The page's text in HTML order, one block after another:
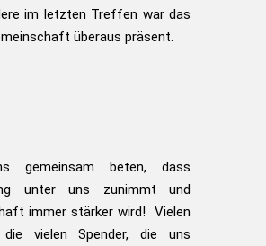
im letzten Treffen war das
überaus präsent.
gemeinsam beten, dass
unter uns zunimmt und
immer stärker wird! Vielen
vielen Spender, die uns